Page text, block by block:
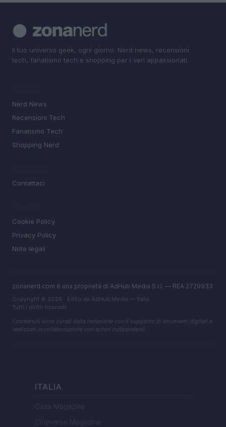
Il tuo universo geek, ogni giorno. Nerd news, recensioni
tech, fanatismo tech e shopping per i veri appassionati.
Nerd News
Recensioni Tech
Fanatismo Tech
Shopping Nerd
Contattaci
Cookie Policy
Privacy Policy
Note legali
zonanerd.com è una proprietà di AdHub Media S.r.l. — REA 2729933
Copyright © 2026 · Edito da AdHub Media — Italia
Tutti i diritti riservati
I contenuti sono curati dalla redazione con il supporto di strumenti digitali e
realizzati in collaborazione con autori indipendenti.
ITALIA
Casa Magazine
Cineverse Magazine